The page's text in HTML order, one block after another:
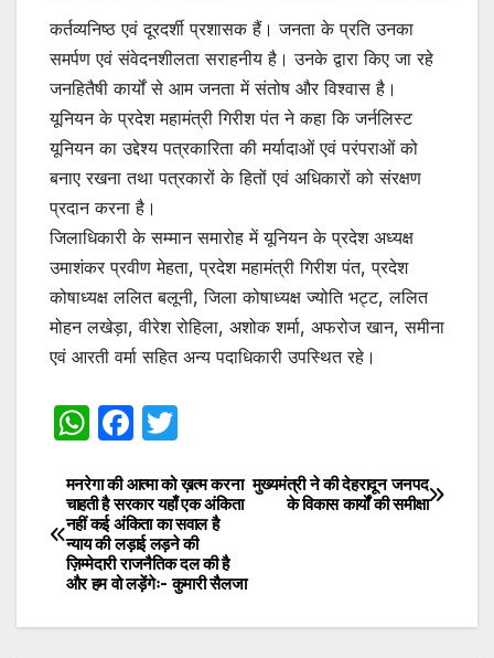
कर्तव्यनिष्ठ एवं दूरदर्शी प्रशासक हैं। जनता के प्रति उनका
समर्पण एवं संवेदनशीलता सराहनीय है। उनके द्वारा किए जा रहे
जनहितैषी कार्यों से आम जनता में संतोष और विश्वास है।
यूनियन के प्रदेश महामंत्री गिरीश पंत ने कहा कि जर्नलिस्ट
यूनियन का उद्देश्य पत्रकारिता की मर्यादाओं एवं परंपराओं को
बनाए रखना तथा पत्रकारों के हितों एवं अधिकारों को संरक्षण
प्रदान करना है।
जिलाधिकारी के सम्मान समारोह में यूनियन के प्रदेश अध्यक्ष
उमाशंकर प्रवीण मेहता, प्रदेश महामंत्री गिरीश पंत, प्रदेश
कोषाध्यक्ष ललित बलूनी, जिला कोषाध्यक्ष ज्योति भट्ट, ललित
मोहन लखेड़ा, वीरेश रोहिला, अशोक शर्मा, अफरोज खान, समीना
एवं आरती वर्मा सहित अन्य पदाधिकारी उपस्थित रहे।
W
at
s
A
p
p
F
c
e
b
o
o
itt
er
Post
navigation
मुख्यमंत्री ने की देहरादून जनपद
के विकास कार्यों की समीक्षा
मनरेगा की आत्मा को ख़त्म करना
चाहती है सरकार यहाँ एक अंकिता
नहीं कई अंकिता का सवाल है
न्याय की लड़ाई लड़ने की
ज़िम्मेदारी राजनैतिक दल की है
और हम वो लड़ेंगेः- कुमारी सैलजा